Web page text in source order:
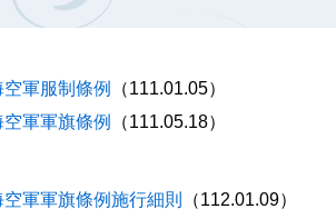
空軍服制條例
（111.01.05）
空軍軍旗條例 （111.05.18）
空軍軍旗條例施行細則 （112.01.09）